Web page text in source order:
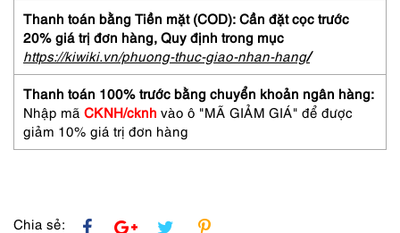
Thanh toán bằng Tiền mặt (COD): Cần đặt cọc trước
20% giá trị đơn hàng, Quy định trong mục
https://kiwiki.vn/phuong-thuc-giao-nhan-hang/
Thanh toán 100% trước bằng chuyển khoản ngân hàng:
Nhập mã CKNH/cknh vào ô "MÃ GIẢM GIÁ" để được
giảm 10% giá trị đơn hàng
Chia sẻ: